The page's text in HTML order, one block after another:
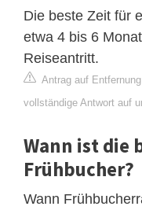
Die beste Zeit für
etwa 4 bis 6
Reiseantritt.
Antrag auf
vollständige Antwort auf
Wann ist die
Frühbucher?
Wann